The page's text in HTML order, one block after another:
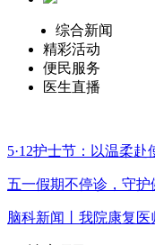
综合新闻
精彩活动
便民服务
医生直播
5·12护士节：以温柔
五一假期不停诊，守护
脑科新闻丨我院康复